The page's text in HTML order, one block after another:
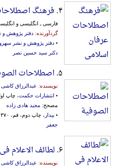
۴. فرهنگ
فارسی ـ انگلیسی و
گردآورنده: دفتر پژوهش
• دفتر پژوهش و نشر
دکتر سید حسین نصر
۵. اصطلاحات
نویسنده: عبدالرزاق کاشی
• انتشارات حکمت، چاپ اول،
مصحح: مجید هادی زاده
• بیدار ، چاپ دوم، قم، ۱۳۷۰ش.، محقق:
جعفر
۶. لطائف الاعلام
نویسنده: عبدالرزاق کاشی